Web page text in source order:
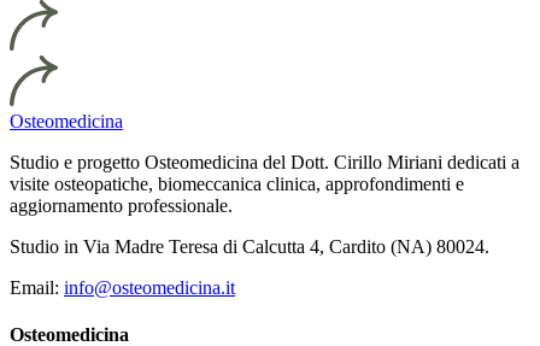
Osteomedicina
Studio e progetto Osteomedicina del Dott. Cirillo Miriani dedicati a
visite osteopatiche, biomeccanica clinica, approfondimenti e
aggiornamento professionale.
Studio in Via Madre Teresa di Calcutta 4, Cardito (NA) 80024.
Email: info@osteomedicina.it
Osteomedicina